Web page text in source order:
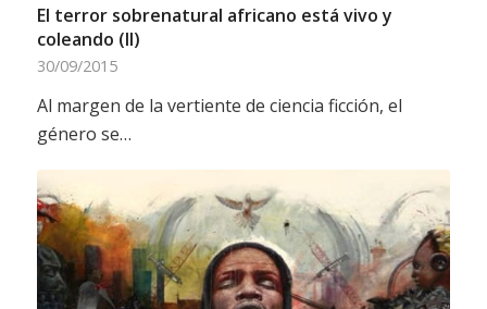
El terror sobrenatural africano está vivo y
coleando (II)
30/09/2015
Al margen de la vertiente de ciencia ficción, el
género se…